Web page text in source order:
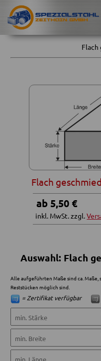
Flach
Flach
ab 5,50 €
inkl. MwSt. zzgl.
Auswahl: Flach
Alle aufgeführten Maße sind ca. Maße,
Reststücken möglich sind.
= Zertifikat verfügbar